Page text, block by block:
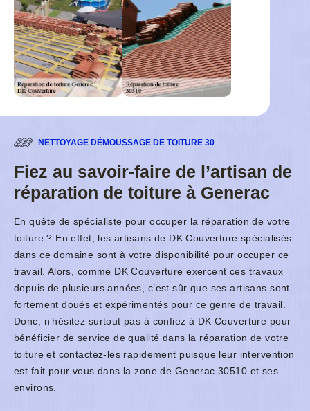
NETTOYAGE DÉMOUSSAGE DE TOITURE 30
Fiez au savoir-faire de l’artisan de
réparation de toiture à Generac
En quête de spécialiste pour occuper la réparation de votre
toiture ? En effet, les artisans de DK Couverture spécialisés
dans ce domaine sont à votre disponibilité pour occuper ce
travail. Alors, comme DK Couverture exercent ces travaux
depuis de plusieurs années, c’est sûr que ses artisans sont
fortement doués et expérimentés pour ce genre de travail.
Donc, n’hésitez surtout pas à confiez à DK Couverture pour
bénéficier de service de qualité dans la réparation de votre
toiture et contactez-les rapidement puisque leur intervention
est fait pour vous dans la zone de Generac 30510 et ses
environs.